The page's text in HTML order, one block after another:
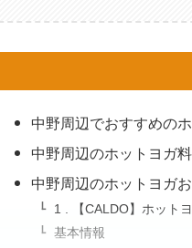
中野周辺でおすすめの
中野周辺のホットヨガ
中野周辺のホットヨガ
1 . 【CALDO】ホット
基本情報